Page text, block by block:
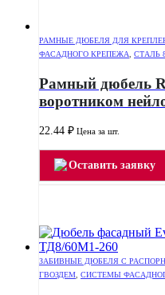
РАМНЫЕ ДЮБЕЛЯ ДЛЯ
ФАСАДНОГО КРЕПЕЖА
СТАЛЬ
Рамный дюбель
воротником
22.44 ₽ Цена за шт.
Оставить заявку
ЗАБИВНЫЕ ДЮБЕЛЯ С
ГВОЗДЕМ СИСТЕМЫ